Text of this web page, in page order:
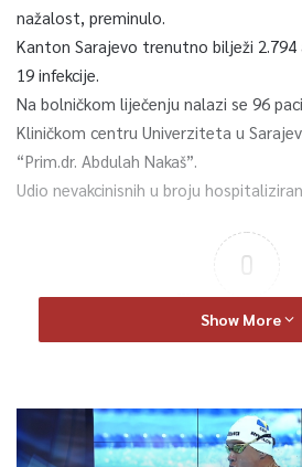
nažalost, preminulo.
Kanton Sarajevo trenutno bilježi 2.794
19 infekcije.
Na bolničkom liječenju nalazi se 96
Kliničkom centru Univerziteta u
“Prim.dr. Abdulah Nakaš”.
Udio nevakcinisnih u broju
0
Article Rating
Show More